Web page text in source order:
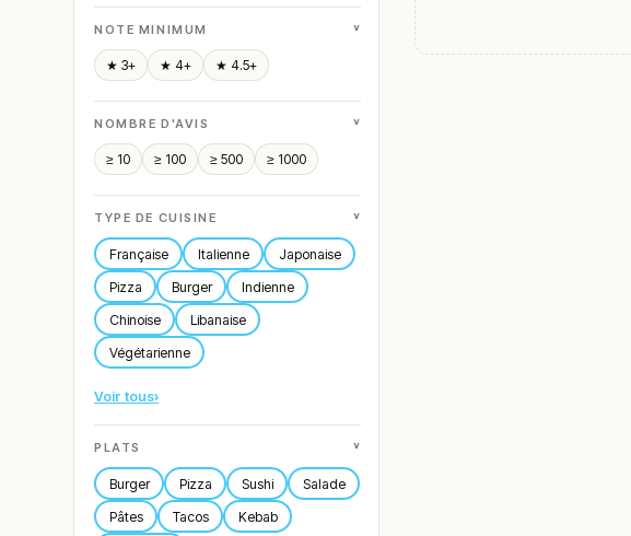
NOTE MINIMUM ˅
★ 3+ ★ 4+ ★ 4.5+
NOMBRE D'AVIS ˅
≥ 10 ≥ 100 ≥ 500 ≥ 1000
TYPE DE CUISINE ˅
Française Italienne
Japonaise
Pizza
Burger
Indienne
Chinoise
Libanaise
Végétarienne
Voir tous›
PLATS ˅
Burger Pizza Sushi
Salade
Pâtes
Tacos
Kebab